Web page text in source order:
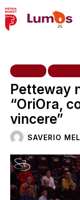
Petteway
“OriOra,
vincere”
SAVERIO